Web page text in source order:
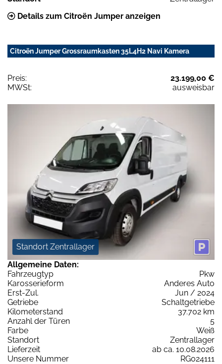
Details zum Citroën Jumper anzeigen
Citroën Jumper Grossraumkasten 35L4H2 Navi Kamera
Preis:
23.199,00 €
MWSt:
ausweisbar
Standort Zentrallager
Allgemeine Daten:
Fahrzeugtyp
Pkw
Karosserieform
Anderes Auto
Erst-Zul.
Jun / 2024
Getriebe
Schaltgetriebe
Kilometerstand
37.702 km
Anzahl der Türen
5
Farbe
Weiß
Standort
Zentrallager
Lieferzeit
ab ca. 10.08.2026
Unsere Nummer
RG024111